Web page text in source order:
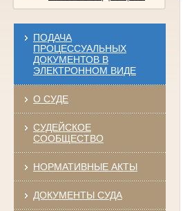
ПОДАЧА
ПРОЦЕССУАЛЬНЫХ
ДОКУМЕНТОВ В
ЭЛЕКТРОННОМ ВИДЕ
О СУДЕ
СУДЕЙСКОЕ
СООБЩЕСТВО
НОРМАТИВНЫЕ АКТЫ
ДОКУМЕНТЫ СУДА